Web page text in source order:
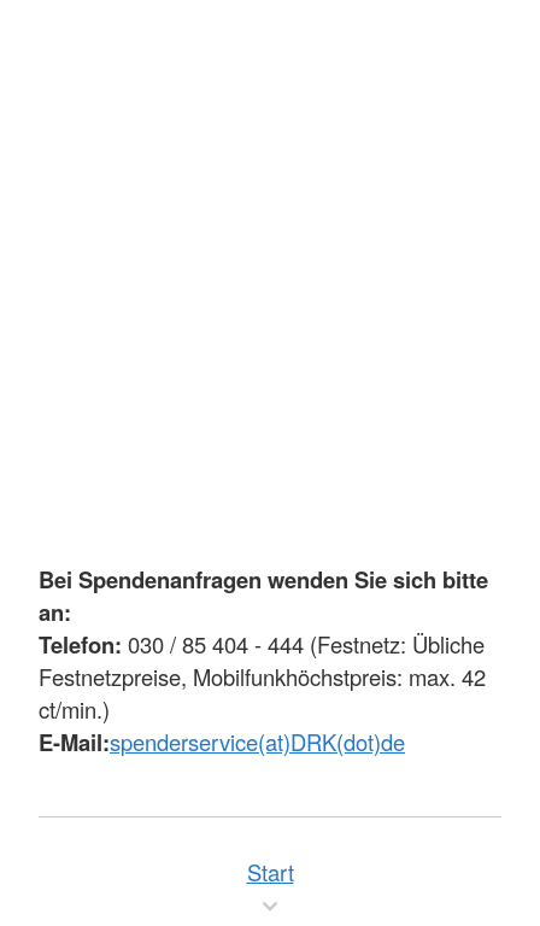
Bei Spendenanfragen wenden Sie sich bitte
an:
Telefon: 030 / 85 404 - 444 (Festnetz: Übliche
Festnetzpreise, Mobilfunkhöchstpreis: max. 42
ct/min.)
E-Mail:spenderservice(at)DRK(dot)de
Start